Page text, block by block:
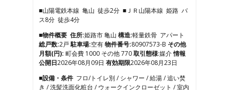
4
7
8
9
10
11
■山陽電鉄本線 亀山 徒歩2分 ■ＪＲ山陽本線 姫路 バ
ス8分 徒歩4分
■物件概要 住所:姫路市 亀山 構造:軽量鉄骨 アパート
総戸数:2戸駐車場:空有物件番号:80907573-B その他
月額(円): 町会費 1000 その他 770取引態様:媒介情報
公開日2026年08月09日 有効期限2026年08月23日
■設備・条件 フロ/トイレ別 / シャワー / 給湯 / 追い焚
き / 洗髪洗面化粧台 / ウォークインクローゼット / 室内